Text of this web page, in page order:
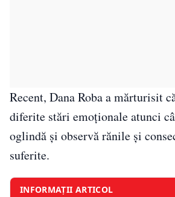
Recent, Dana Roba a mărturisit
diferite stări emoționale atunci
oglindă și observă rănile și
suferite.
INFORMAȚII ARTICOL